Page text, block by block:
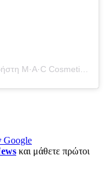
Google
και μάθετε πρώτοι